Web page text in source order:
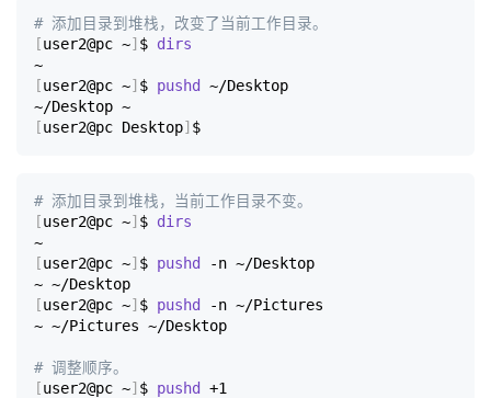
# 添加目录到堆栈，改变了当前工作目录。
[user2@pc ~] $ dirs
[user2@pc ~] $ pushd
~/Desktop
[user2@pc Desktop]
# 添加目录到堆栈，当前工作目录不变。
[user2@pc ~] $ dirs
[user2@pc ~] $ pushd
-n ~/Desktop
[user2@pc ~] $ pushd
-n ~/Pictures
~ ~/Pictures ~/Desktop
# 调整顺序。
[user2@pc ~] $ pushd
+1